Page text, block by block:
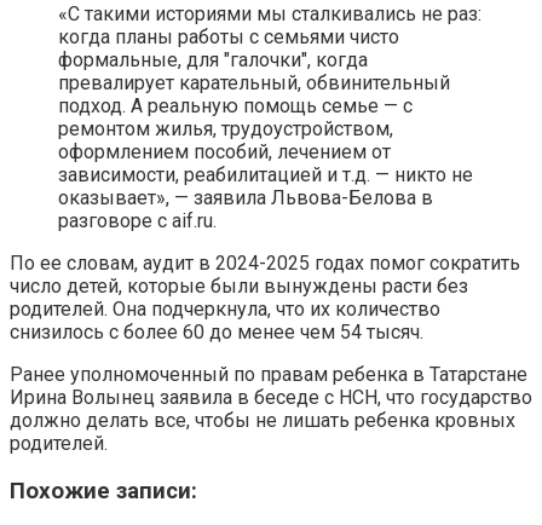
«С такими историями мы сталкивались не раз:
когда планы работы с семьями чисто
формальные, для "галочки", когда
превалирует карательный, обвинительный
подход. А реальную помощь семье — с
ремонтом жилья, трудоустройством,
оформлением пособий, лечением от
зависимости, реабилитацией и т.д. — никто не
оказывает», — заявила Львова-Белова в
разговоре с aif.ru.
По ее словам, аудит в 2024-2025 годах помог сократить
число детей, которые были вынуждены расти без
родителей. Она подчеркнула, что их количество
снизилось с более 60 до менее чем 54 тысяч.
Ранее уполномоченный по правам ребенка в Татарстане
Ирина Волынец заявила в беседе с НСН, что государство
должно делать все, чтобы не лишать ребенка кровных
родителей.
Похожие записи: